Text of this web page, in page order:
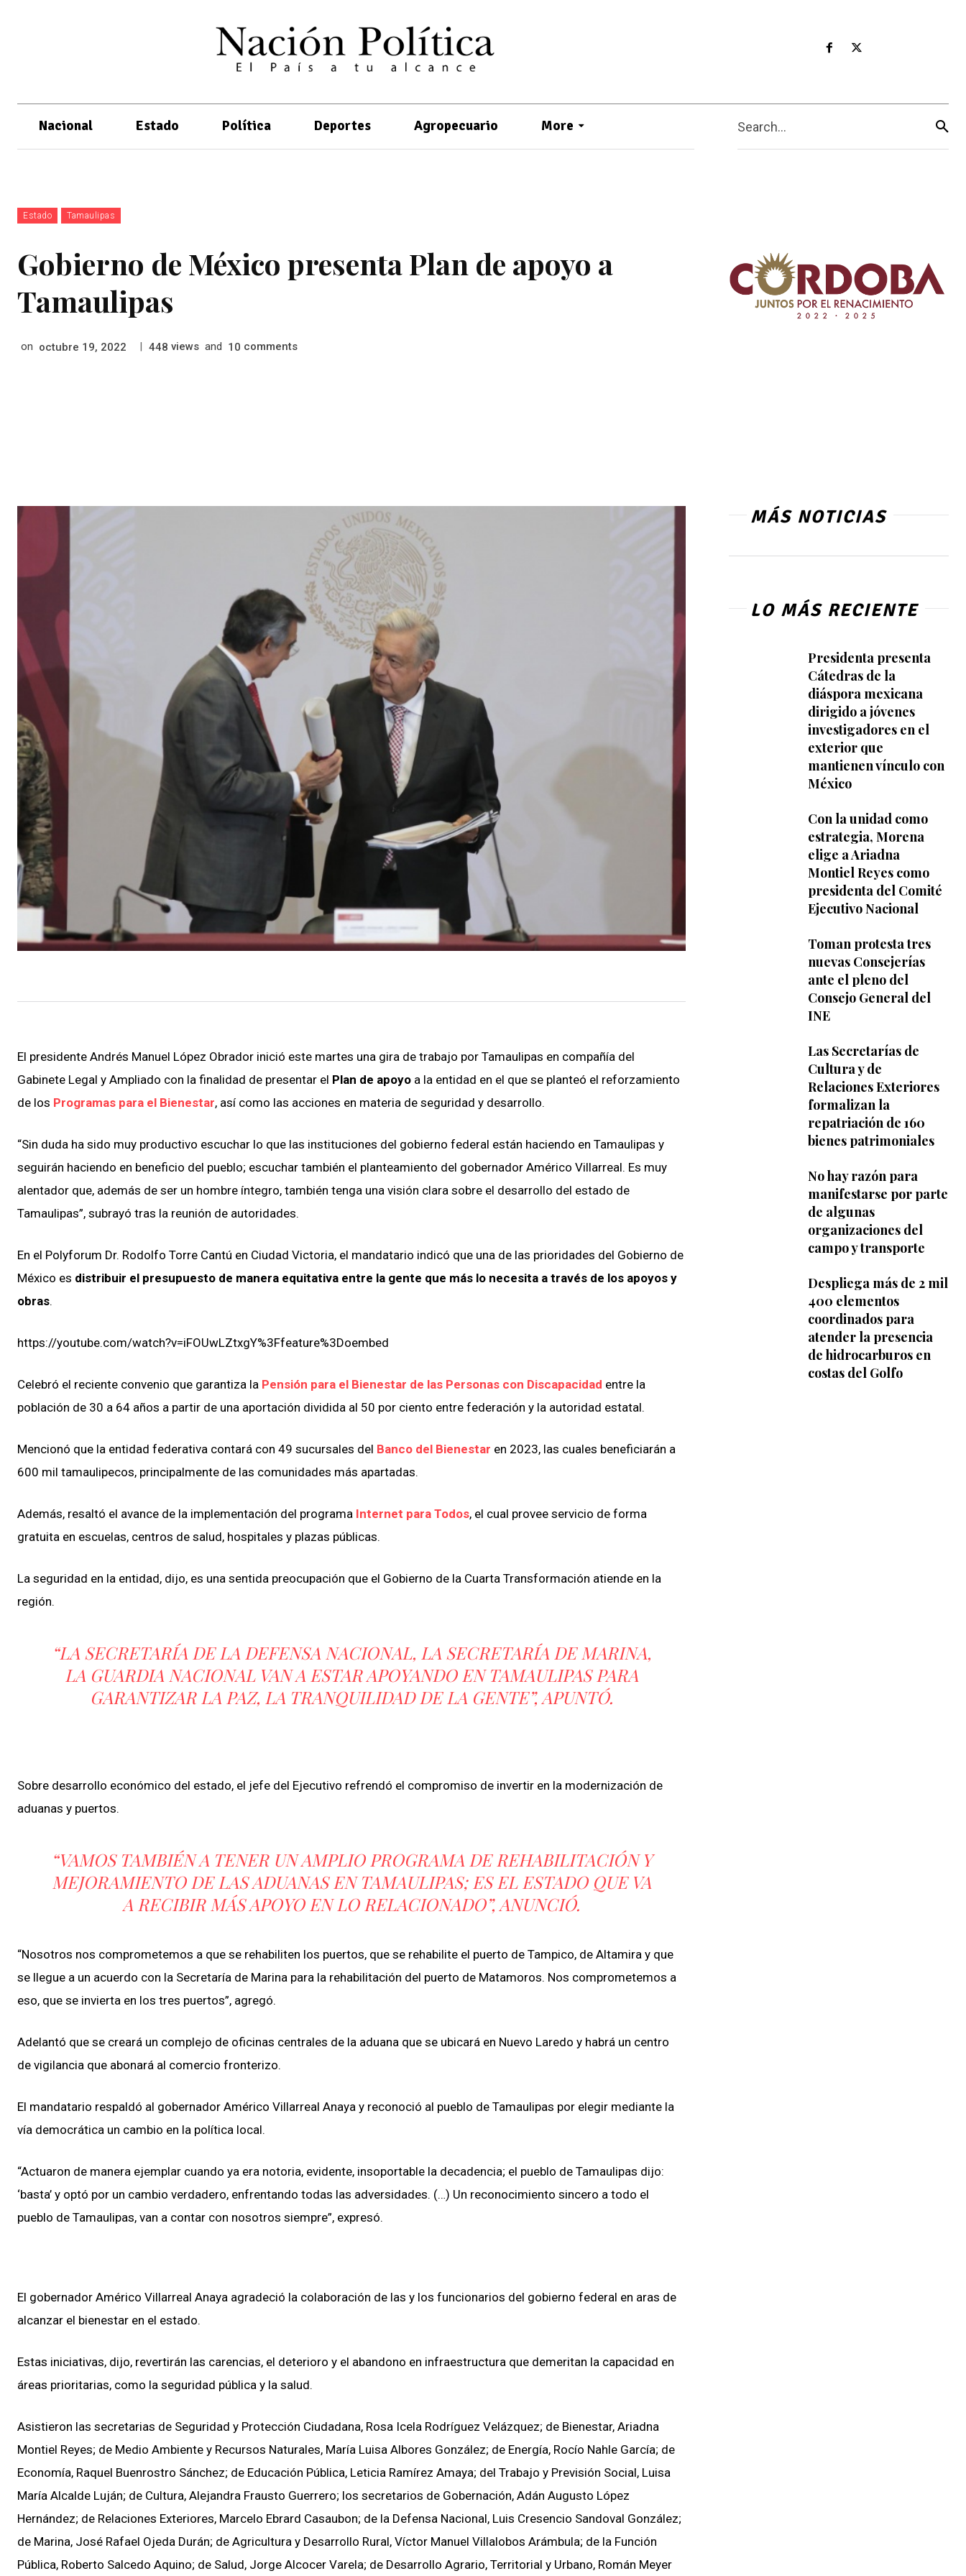
Nacional Estado Política Deportes Agropecuario More Search...
Estado Tamaulipas
Gobierno de México presenta Plan de apoyo a
Tamaulipas
on octubre 19, 2022 448 views and 10 comments
El presidente Andrés Manuel López Obrador inició este martes una gira de trabajo por Tamaulipas en compañía del
Gabinete Legal y Ampliado con la finalidad de presentar el Plan de apoyo a la entidad en el que se planteó el reforzamiento
de los Programas para el Bienestar, así como las acciones en materia de seguridad y desarrollo.
“Sin duda ha sido muy productivo escuchar lo que las instituciones del gobierno federal están haciendo en Tamaulipas y
seguirán haciendo en beneficio del pueblo; escuchar también el planteamiento del gobernador Américo Villarreal. Es muy
alentador que, además de ser un hombre íntegro, también tenga una visión clara sobre el desarrollo del estado de
Tamaulipas”, subrayó tras la reunión de autoridades.
En el Polyforum Dr. Rodolfo Torre Cantú en Ciudad Victoria, el mandatario indicó que una de las prioridades del Gobierno de
México es distribuir el presupuesto de manera equitativa entre la gente que más lo necesita a través de los apoyos y
obras.
https://youtube.com/watch?v=iFOUwLZtxgY%3Ffeature%3Doembed
Celebró el reciente convenio que garantiza la Pensión para el Bienestar de las Personas con Discapacidad entre la
población de 30 a 64 años a partir de una aportación dividida al 50 por ciento entre federación y la autoridad estatal.
Mencionó que la entidad federativa contará con 49 sucursales del Banco del Bienestar en 2023, las cuales beneficiarán a
600 mil tamaulipecos, principalmente de las comunidades más apartadas.
Además, resaltó el avance de la implementación del programa Internet para Todos, el cual provee servicio de forma
gratuita en escuelas, centros de salud, hospitales y plazas públicas.
La seguridad en la entidad, dijo, es una sentida preocupación que el Gobierno de la Cuarta Transformación atiende en la
región.
“LA SECRETARÍA DE LA DEFENSA NACIONAL, LA SECRETARÍA DE MARINA,
LA GUARDIA NACIONAL VAN A ESTAR APOYANDO EN TAMAULIPAS PARA
GARANTIZAR LA PAZ, LA TRANQUILIDAD DE LA GENTE”, APUNTÓ.
Sobre desarrollo económico del estado, el jefe del Ejecutivo refrendó el compromiso de invertir en la modernización de
aduanas y puertos.
“VAMOS TAMBIÉN A TENER UN AMPLIO PROGRAMA DE REHABILITACIÓN Y
MEJORAMIENTO DE LAS ADUANAS EN TAMAULIPAS; ES EL ESTADO QUE VA
A RECIBIR MÁS APOYO EN LO RELACIONADO”, ANUNCIÓ.
“Nosotros nos comprometemos a que se rehabiliten los puertos, que se rehabilite el puerto de Tampico, de Altamira y que
se llegue a un acuerdo con la Secretaría de Marina para la rehabilitación del puerto de Matamoros. Nos comprometemos a
eso, que se invierta en los tres puertos”, agregó.
Adelantó que se creará un complejo de oficinas centrales de la aduana que se ubicará en Nuevo Laredo y habrá un centro
de vigilancia que abonará al comercio fronterizo.
El mandatario respaldó al gobernador Américo Villarreal Anaya y reconoció al pueblo de Tamaulipas por elegir mediante la
vía democrática un cambio en la política local.
“Actuaron de manera ejemplar cuando ya era notoria, evidente, insoportable la decadencia; el pueblo de Tamaulipas dijo:
‘basta’ y optó por un cambio verdadero, enfrentando todas las adversidades. (…) Un reconocimiento sincero a todo el
pueblo de Tamaulipas, van a contar con nosotros siempre”, expresó.
El gobernador Américo Villarreal Anaya agradeció la colaboración de las y los funcionarios del gobierno federal en aras de
alcanzar el bienestar en el estado.
Estas iniciativas, dijo, revertirán las carencias, el deterioro y el abandono en infraestructura que demeritan la capacidad en
áreas prioritarias, como la seguridad pública y la salud.
Asistieron las secretarias de Seguridad y Protección Ciudadana, Rosa Icela Rodríguez Velázquez; de Bienestar, Ariadna
Montiel Reyes; de Medio Ambiente y Recursos Naturales, María Luisa Albores González; de Energía, Rocío Nahle García; de
Economía, Raquel Buenrostro Sánchez; de Educación Pública, Leticia Ramírez Amaya; del Trabajo y Previsión Social, Luisa
María Alcalde Luján; de Cultura, Alejandra Frausto Guerrero; los secretarios de Gobernación, Adán Augusto López
Hernández; de Relaciones Exteriores, Marcelo Ebrard Casaubon; de la Defensa Nacional, Luis Cresencio Sandoval González;
de Marina, José Rafael Ojeda Durán; de Agricultura y Desarrollo Rural, Víctor Manuel Villalobos Arámbula; de la Función
Pública, Roberto Salcedo Aquino; de Salud, Jorge Alcocer Varela; de Desarrollo Agrario, Territorial y Urbano, Román Meyer
MÁS NOTICIAS
LO MÁS RECIENTE
Presidenta presenta
Cátedras de la
diáspora mexicana
dirigido a jóvenes
investigadores en el
exterior que
mantienen vínculo con
México
Con la unidad como
estrategia, Morena
elige a Ariadna
Montiel Reyes como
presidenta del Comité
Ejecutivo Nacional
Toman protesta tres
nuevas Consejerías
ante el pleno del
Consejo General del
INE
Las Secretarías de
Cultura y de
Relaciones Exteriores
formalizan la
repatriación de 160
bienes patrimoniales
No hay razón para
manifestarse por parte
de algunas
organizaciones del
campo y transporte
Despliega más de 2 mil
400 elementos
coordinados para
atender la presencia
de hidrocarburos en
costas del Golfo